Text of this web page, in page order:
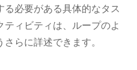
必要がある具体的なタス
ィビティは、ループのよ
らに詳述できます。